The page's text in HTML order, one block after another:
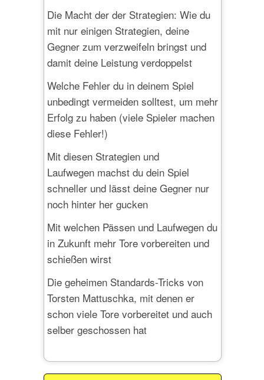
Die Macht der der Strategien: Wie du
mit nur einigen Strategien, deine
Gegner zum verzweifeln bringst und
damit deine Leistung verdoppelst
Welche Fehler du in deinem Spiel
unbedingt vermeiden solltest, um mehr
Erfolg zu haben (viele Spieler machen
diese Fehler!)
Mit diesen Strategien und
Laufwegen machst du dein Spiel
schneller und lässt deine Gegner nur
noch hinter her gucken
Mit welchen Pässen und Laufwegen du
in Zukunft mehr Tore vorbereiten und
schießen wirst
Die geheimen Standards-Tricks von
Torsten Mattuschka, mit denen er
schon viele Tore vorbereitet und auch
selber geschossen hat